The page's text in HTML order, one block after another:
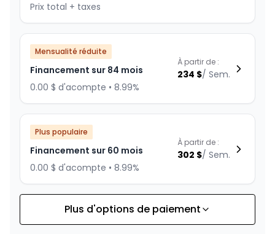
Prix total + taxes
Mensualité réduite
Financement sur 84 mois
0.00 $ d'acompte • 8.99%
À partir de :
234 $/ Sem.
Plus populaire
Financement sur 60 mois
0.00 $ d'acompte • 8.99%
À partir de :
302 $/ Sem.
Financement sur 72 mois
À partir de :
Plus d'options de paiement